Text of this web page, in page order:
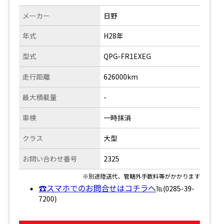
メーカー
年式
型式
走行距離
日野
H28年
QPG-FR1EXEG
626000km
最大積載量
車検
クラス
お問い合わせ番号
-
一時抹消
大型
2325
※別途陸送代、管轄外手数料等がかかります
☎スマホでのお問合せはコチラへ℡(0285-39-
7200)